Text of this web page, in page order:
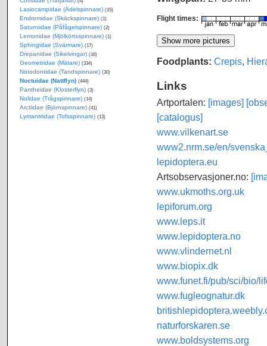
Flight times:
Foodplants: Crepis,
Links
Artportalen: [images]
[catalogus]
www.vilkenart.se
www2.nrm.se/en/
lepidoptera.eu
Artsobservasjoner.no:
www.ukmoths.org.uk
lepiforum.org
www.leps.it
www.lepidoptera.no
www.vlindernet.nl
www.biopix.dk
www.funet.fi/pub/sci/bio/
www.fugleognatur.dk
naturforskaren.se
www.boldsystems.org
Lasiocampidae (Ädelspinnare) (15)
Endromidae (Skäckspinnare) (1)
Saturniidae (Påfågelspinnare) (2)
Lemonidae (Mjölkörtsspinnare) (1)
Sphingidae (Svärmare) (17)
Drepanidae (Sikelvingar) (16)
Geometridae (Mätare) (334)
Notodontidae (Tandspinnare) (30)
Noctuidae (Nattflyn) (444)
Pantheidae (Klosterflyn) (3)
Nolidae (Trågspinnare) (14)
Arctiidae (Björnspinnare) (41)
Lymantriidae (Tofsspinnare) (13)